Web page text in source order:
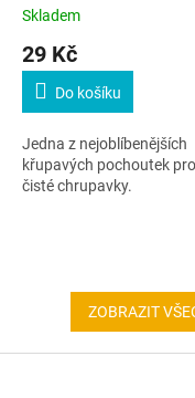
Skladem
29 Kč
Do košíku
Jedna z nejoblíbenějších
křupavých pochoutek
čisté chrupavky.
ZOBRAZIT